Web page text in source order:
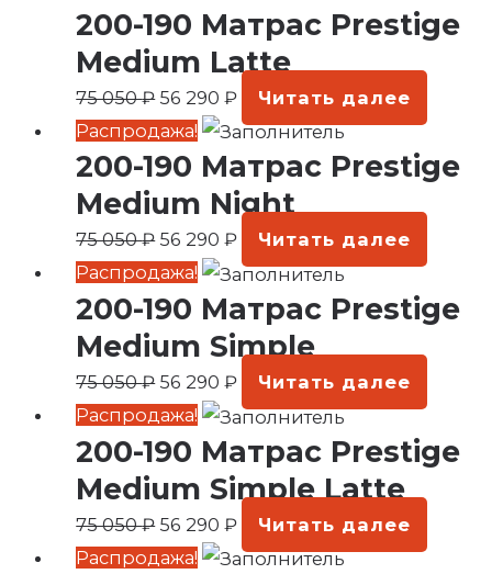
200-190 Матрас Prestige
Medium Latte
75 050₽
цена
составляла
75
050 ₽.
56 290₽
цена:
56
290 ₽.
Читать далее
Распродажа!
200-190 Матрас Prestige
Medium Night
75 050₽
Первоначальная
цена
составляла
75
050 ₽.
56 290₽
Текущая
цена:
56
290 ₽.
Читать далее
Распродажа!
200-190 Матрас Prestige
Medium Simple
75 050₽
Первоначальная
цена
составляла
75
050 ₽.
56 290₽
Текущая
цена:
56
290 ₽.
Читать далее
Распродажа!
200-190 Матрас Prestige
Medium Simple Latte
75 050₽
Первоначальная
цена
составляла
75
050 ₽.
56 290₽
Текущая
цена:
56
290 ₽.
Читать далее
Распродажа!Первоначальная
Текущая